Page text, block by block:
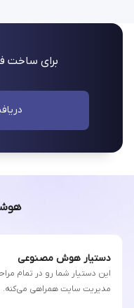
برای ساخت
دستیار هوش مصنوعی
این دستیار شما رو در تمام
مدیریت سایت همراهی می‌کنه.